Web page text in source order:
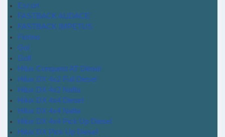
Escort
FASTBACK AUDACE
FASTBACK IMPETUS
Fiorino
Gol
Golf
Hilux Conquest AT Diesel
Hilux DX 4x2 Full Diesel
Hilux DX 4x2 Nafta
Hilux DX 4x4 Diesel
Hilux DX 4x4 Nafta
Hilux DX 4x4 Pick Up Diesel
Hilux DX Pick Up Diesel